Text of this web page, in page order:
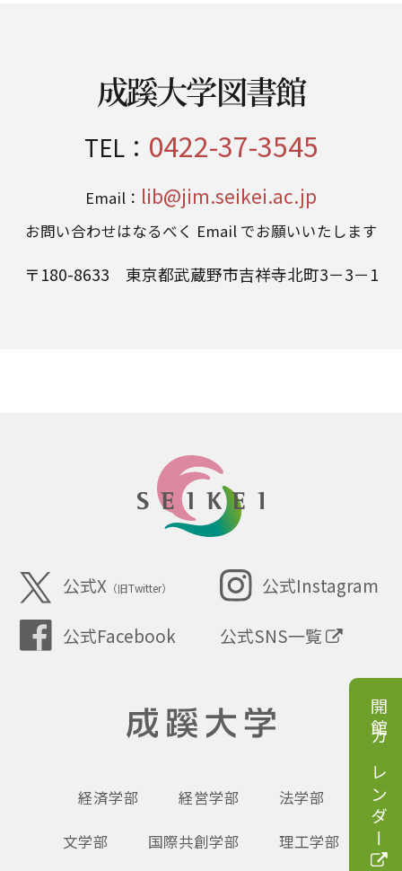
成蹊大学図書館
TEL： 0422-37-3545
Email： lib@jim.seikei.ac.jp
お問い合わせはなるべく Email でお願いいたします
〒180-8633 東京都武蔵野市吉祥寺北町3－3－1
公式X （旧Twitter） 公式Instagram
公式Facebook 公式SNS一覧
経済学部 経営学部 法学部
文学部 国際共創学部 理工学部 開館カレンダー